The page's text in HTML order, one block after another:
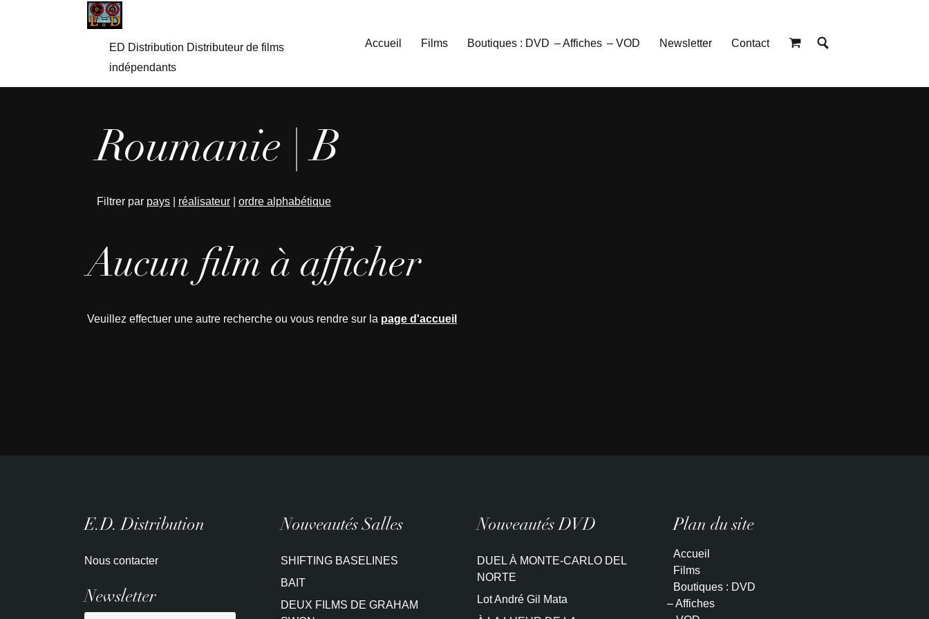
ED Distribution Distributeur de films
indépendants
Accueil Films Boutiques : DVD – Affiches – VOD Newsletter Contact
Roumanie | B
Filtrer par pays réalisateur ordre alphabétique
Aucun film à afficher
Veuillez effectuer une autre recherche ou vous rendre sur la page d'accueil
E.D. Distribution
Nous contacter
Newsletter
Nouveautés Salles
SHIFTING BASELINES
BAIT
DEUX FILMS DE GRAHAM
Nouveautés DVD
DUEL À MONTE-CARLO DEL
NORTE
Lot André Gil Mata
Plan du site
Accueil
Films
Boutiques : DVD
– Affiches